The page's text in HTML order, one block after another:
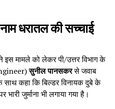
धरातल की सच्चाई
इस मामले को लेकर पी/उत्तर विभाग के
सुनील पानसकरसे जवाब
साथ कहा कि बिल्डर विनायक दुबे के
जुर्माना भी लगाया गया है।